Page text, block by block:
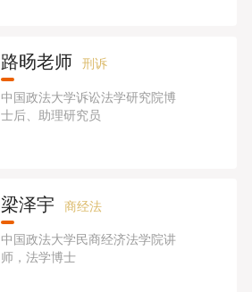
路旸老师 刑诉
中国政法大学诉讼法学研究院博
士后、助理研究员
梁泽宇 商经法
中国政法大学民商经济法学院讲
师，法学博士